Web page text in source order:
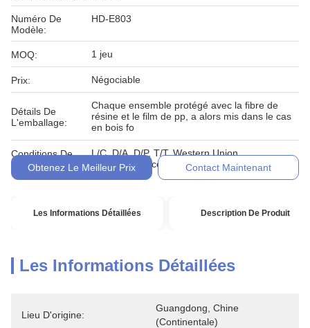
Numéro De
Modèle:
HD-E803
MOQ: 1 jeu
Prix: Négociable
Détails De
L'emballage:
Chaque ensemble protégé avec la fibre de
résine et le film de pp, a alors mis dans le cas
en bois fo
Conditions De
Paiement:
L/C, D/A, D/P, T/T, Western Union,
MoneyGram, comptant, engagement
Obtenez Le Meilleur Prix Contact Maintenant
Les Informations Détaillées Description De Produit
Les Informations Détaillées
Lieu D'origine:
Guangdong, Chine
(continentale)